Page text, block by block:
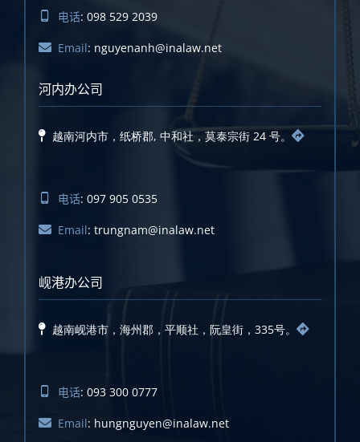
电话: 098 529 2039
Email: nguyenanh@inalaw.net
河内办公司
越南河内市，纸桥郡, 中和社，莫泰宗街 24 号。
电话: 097 905 0535
Email: trungnam@inalaw.net
岘港办公司
越南岘港市，海州郡，平顺社，阮皇街，335号。
电话: 093 300 0777
Email: hungnguyen@inalaw.net